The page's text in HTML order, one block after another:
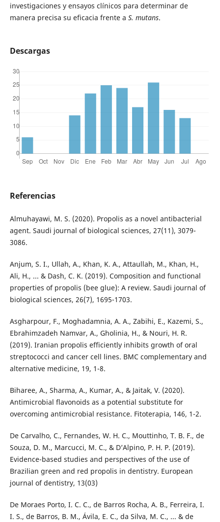
investigaciones y ensayos clínicos para determinar de
manera precisa su eficacia frente a S. mutans.
Descargas
Referencias
Almuhayawi, M. S. (2020). Propolis as a novel antibacterial
agent. Saudi journal of biological sciences, 27(11), 3079-
3086.
Anjum, S. I., Ullah, A., Khan, K. A., Attaullah, M., Khan, H.,
Ali, H., ... & Dash, C. K. (2019). Composition and functional
properties of propolis (bee glue): A review. Saudi journal of
biological sciences, 26(7), 1695-1703.
Asgharpour, F., Moghadamnia, A. A., Zabihi, E., Kazemi, S.,
Ebrahimzadeh Namvar, A., Gholinia, H., & Nouri, H. R.
(2019). Iranian propolis efficiently inhibits growth of oral
streptococci and cancer cell lines. BMC complementary and
alternative medicine, 19, 1-8.
Biharee, A., Sharma, A., Kumar, A., & Jaitak, V. (2020).
Antimicrobial flavonoids as a potential substitute for
overcoming antimicrobial resistance. Fitoterapia, 146, 1-2.
De Carvalho, C., Fernandes, W. H. C., Mouttinho, T. B. F., de
Souza, D. M., Marcucci, M. C., & D’Alpino, P. H. P. (2019).
Evidence-based studies and perspectives of the use of
Brazilian green and red propolis in dentistry. European
journal of dentistry, 13(03)
De Moraes Porto, I. C. C., de Barros Rocha, A. B., Ferreira, I.
I. S., de Barros, B. M., Ávila, E. C., da Silva, M. C., ... & de